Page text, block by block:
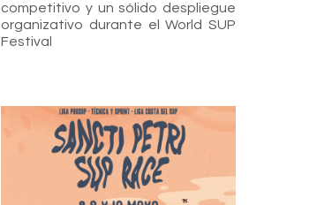
competitivo y un sólido despliegue
organizativo durante el World SUP
Festival